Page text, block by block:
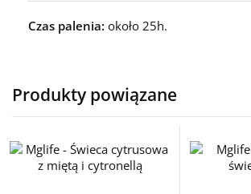
Czas palenia: około 25h.
Produkty powiązane